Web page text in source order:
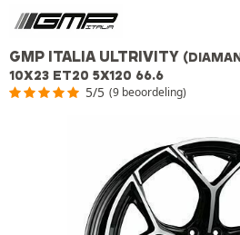
GMP ITALIA ULTRIVITY
10X23 ET20 5X120 66.6
5/5 (9 beoordeling)